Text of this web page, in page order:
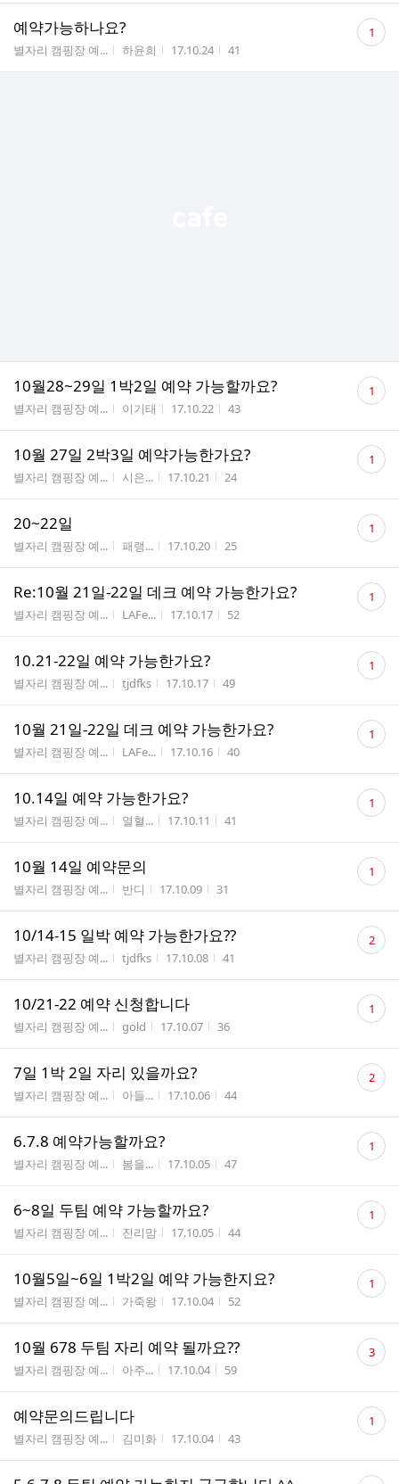
예약가능하나요?
게시판명
별자리 캠핑장 예... 작성자
하윤희 작성시간
17.10.24 조회수
41
댓
글 1
10월28~29일 1박2일 예약 가능할까요?
게시판명
별자리 캠핑장 예... 작성자
이기태 작성시간
17.10.22 조회수
43
댓
글 1
10월 27일 2박3일 예약가능한가요?
게시판명
별자리 캠핑장 예... 작성자
시은... 작성시간
17.10.21 조회수
24
댓
글 1
20~22일
게시판명
별자리 캠핑장 예... 작성자
패랭... 작성시간
17.10.20 조회수
25
댓
글 1
Re:10월 21일-22일 데크 예약 가능한가요?
게시판명
별자리 캠핑장 예... 작성자
LAFe... 작성시간
17.10.17 조회수
52
댓
글 1
10.21-22일 예약 가능한가요?
게시판명
별자리 캠핑장 예... 작성자
tjdfks 작성시간
17.10.17 조회수
49
댓
글 1
10월 21일-22일 데크 예약 가능한가요?
게시판명
별자리 캠핑장 예... 작성자
LAFe... 작성시간
17.10.16 조회수
40
댓
글 1
10.14일 예약 가능한가요?
게시판명
별자리 캠핑장 예... 작성자
열혈... 작성시간
17.10.11 조회수
41
댓
글 1
10월 14일 예약문의
게시판명
별자리 캠핑장 예... 작성자
반디 작성시간
17.10.09 조회수
31
댓
글 1
10/14-15 일박 예약 가능한가요??
게시판명
별자리 캠핑장 예... 작성자
tjdfks 작성시간
17.10.08 조회수
41
댓
글 2
10/21-22 예약 신청합니다
게시판명
별자리 캠핑장 예... 작성자
gold 작성시간
17.10.07 조회수
36
댓
글 1
7일 1박 2일 자리 있을까요?
게시판명
별자리 캠핑장 예... 작성자
아들... 작성시간
17.10.06 조회수
44
댓
글 2
6.7.8 예약가능할까요?
게시판명
별자리 캠핑장 예... 작성자
봄을... 작성시간
17.10.05 조회수
47
댓
글 1
6~8일 두팀 예약 가능할까요?
게시판명
별자리 캠핑장 예... 작성자
진리맘 작성시간
17.10.05 조회수
44
댓
글 1
10월5일~6일 1박2일 예약 가능한지요?
게시판명
별자리 캠핑장 예... 작성자
가죽왕 작성시간
17.10.04 조회수
52
댓
글 1
10월 678 두팀 자리 예약 될까요??
게시판명
별자리 캠핑장 예... 작성자
아주... 작성시간
17.10.04 조회수
59
댓
글 3
예약문의드립니다
게시판명
별자리 캠핑장 예... 작성자
김미화 작성시간
17.10.04 조회수
43
댓
글 1
댓